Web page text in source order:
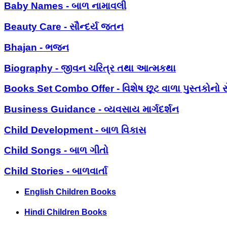
Baby Names - બાળ નામાવલી
Beauty Care - સૌન્દર્ય જતન
Bhajan - ભજન
Biography - જીવન ચરિત્ર તથા આત્મકથા
Books Set Combo Offer - વિશેષ છૂટ વાળા પુસ્તકોનો
Business Guidance - વ્યવસાય માર્ગદર્શન
Child Development - બાળ વિકાસ
Child Songs - બાળ ગીતો
Child Stories - બાળવાર્તા
English Children Books
Hindi Children Books